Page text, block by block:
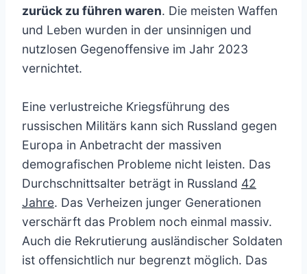
zurück zu führen waren. Die meisten Waffen
und Leben wurden in der unsinnigen und
nutzlosen Gegenoffensive im Jahr 2023
vernichtet.
Eine verlustreiche Kriegsführung des
russischen Militärs kann sich Russland gegen
Europa in Anbetracht der massiven
demografischen Probleme nicht leisten. Das
Durchschnittsalter beträgt in Russland 42
Jahre. Das Verheizen junger Generationen
verschärft das Problem noch einmal massiv.
Auch die Rekrutierung ausländischer Soldaten
ist offensichtlich nur begrenzt möglich. Das